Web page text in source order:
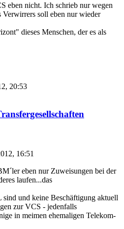
eben nicht. Ich schrieb nur wegen
soll eben nur wieder
dieses Menschen, der es als
20:53
16:51
eben nur Zuweisungen bei der
laufen...das
und keine Beschäftigung aktuell
zur VCS - jedenfalls
in meimen ehemaligen Telekom-